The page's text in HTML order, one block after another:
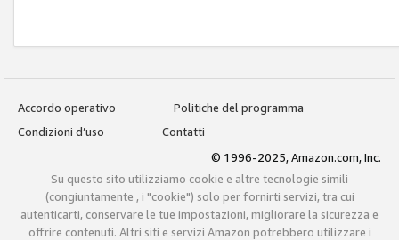
Accordo operativo
Politiche del programma
Condizioni d’uso
Contatti
© 1996-2025, Amazon.com, Inc.
Su questo sito utilizziamo cookie e altre tecnologie simili
(congiuntamente , i "cookie") solo per fornirti servizi, tra cui
autenticarti, conservare le tue impostazioni, migliorare la sicurezza e
offrire contenuti. Altri siti e servizi Amazon potrebbero utilizzare i